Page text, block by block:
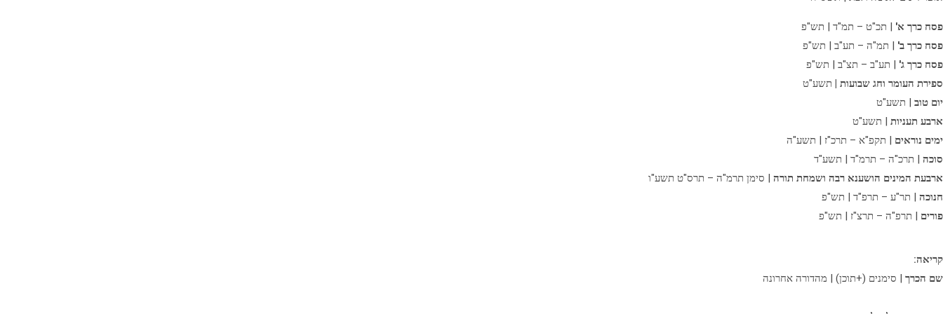
פסח כרך א' | תכ"ט – תמ"ד | תש"פ
פסח כרך ב' | תמ"ה – תע"ב | תש"פ
פסח כרך ג' | תע"ב – תצ"ב | תש"פ
ספירת העומר וחג שבועות | תשע"ט
יום טוב | תשע"ט
ארבע תעניות | תשע"ט
ימים נוראים | תקפ"א – תרכ"ז | תשע"ה
סוכה | תרכ"ה – תרמ"ד | תשע"ד
ארבעת המינים הושענא רבה ושמחת תורה | סימן תרמ"ה – תרס"ט תשע"ו
חנוכה | תר"ע – תרפ"ד | תש"פ
פורים | תרפ"ה – תרצ"ז | תש"פ
קריאה:
שם הכרך | סימנים (+תוכן) | מהדורה אחרונה